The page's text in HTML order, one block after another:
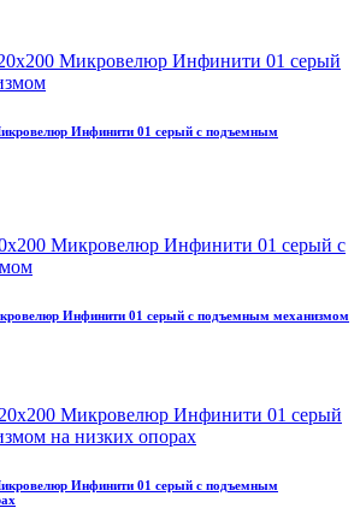
Инфинити 01 серый с подъемным
Инфинити 01 серый с подъемным механизмом
Инфинити 01 серый с подъемным